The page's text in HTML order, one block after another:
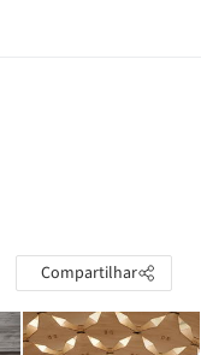
Compartilhar